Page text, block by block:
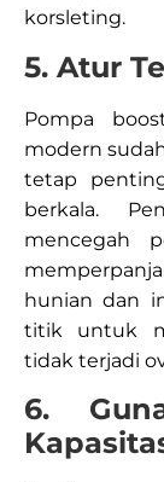
korsleting.​
5. Atur
Pompa
modern
tetap
berkala.
mencegah
hunian dan
titik untuk
tidak terjadi
6.